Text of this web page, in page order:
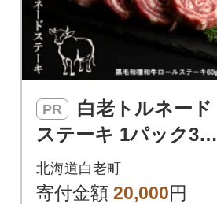
PR
ステーキ 1パック3枚
(合計180g)×3パック
北海道白老町
寄付金額 20,000円